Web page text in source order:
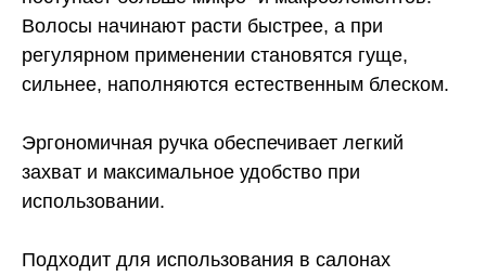
Волосы начинают расти быстрее, а при
регулярном применении становятся гуще,
сильнее, наполняются естественным блеском.
Эргономичная ручка обеспечивает легкий
захват и максимальное удобство при
использовании.
Подходит для использования в салонах